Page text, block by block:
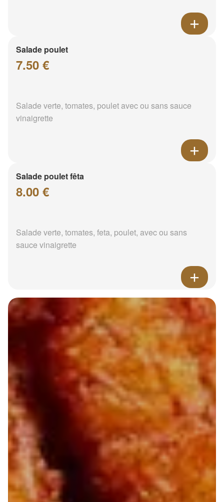
Salade poulet
7.50 €
Salade verte, tomates, poulet avec ou sans sauce
vinaigrette
Salade poulet fêta
8.00 €
Salade verte, tomates, feta, poulet, avec ou sans
sauce vinaigrette